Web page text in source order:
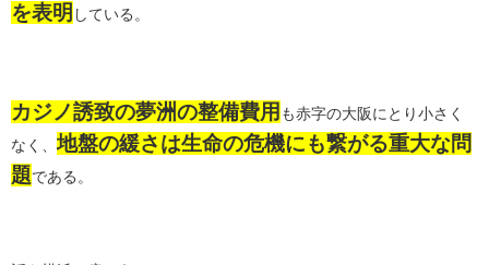
を表明 している。
カジノ誘致の夢洲の整備費用 も赤字の大阪にとり小さく
なく、地盤の緩さは生命の危機にも繋がる重大な問
題である。